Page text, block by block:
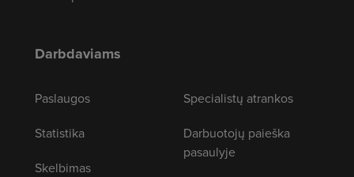
Darbdaviams
Paslaugos
Statistika
Skelbimas
Specialistų atrankos
Darbuotojų paieška
pasaulyje